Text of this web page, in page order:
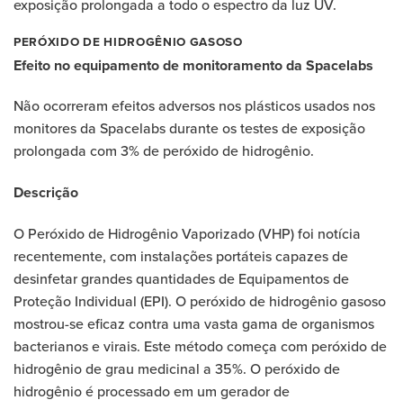
exposição prolongada a todo o espectro da luz UV.
PERÓXIDO DE HIDROGÊNIO GASOSO
Efeito no equipamento de monitoramento da Spacelabs
Não ocorreram efeitos adversos nos plásticos usados nos
monitores da Spacelabs durante os testes de exposição
prolongada com 3% de peróxido de hidrogênio.
Descrição
O Peróxido de Hidrogênio Vaporizado (VHP) foi notícia
recentemente, com instalações portáteis capazes de
desinfetar grandes quantidades de Equipamentos de
Proteção Individual (EPI). O peróxido de hidrogênio gasoso
mostrou-se eficaz contra uma vasta gama de organismos
bacterianos e virais. Este método começa com peróxido de
hidrogênio de grau medicinal a 35%. O peróxido de
hidrogênio é processado em um gerador de